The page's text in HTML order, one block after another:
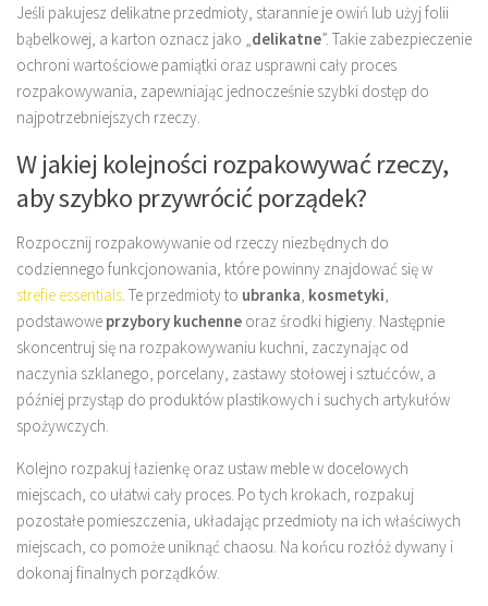
Jeśli pakujesz delikatne przedmioty, starannie je owiń lub użyj folii
bąbelkowej, a karton oznacz jako „ delikatne”. Takie zabezpieczenie
ochroni wartościowe pamiątki oraz usprawni cały proces
rozpakowywania, zapewniając jednocześnie szybki dostęp do
najpotrzebniejszych rzeczy.
W jakiej kolejności rozpakowywać rzeczy,
aby szybko przywrócić porządek?
Rozpocznij rozpakowywanie od rzeczy niezbędnych do
codziennego funkcjonowania, które powinny znajdować się w
strefie essentials . Te przedmioty to ubranka kosmetyki
podstawowe przybory kuchenne oraz środki higieny. Następnie
skoncentruj się na rozpakowywaniu kuchni, zaczynając od
naczynia szklanego, porcelany, zastawy stołowej i sztućców, a
później przystąp do produktów plastikowych i suchych artykułów
spożywczych.
Kolejno rozpakuj łazienkę oraz ustaw meble w docelowych
miejscach, co ułatwi cały proces. Po tych krokach, rozpakuj
pozostałe pomieszczenia, układając przedmioty na ich właściwych
miejscach, co pomoże uniknąć chaosu. Na końcu rozłóż dywany i
dokonaj finalnych porządków.